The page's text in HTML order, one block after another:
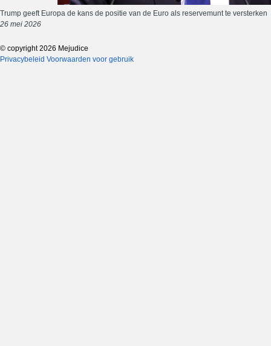
Trump geeft Europa de kans de positie van de Euro als reservemunt te versterken
26 mei 2026
© copyright 2026 Mejudice
Privacybeleid Voorwaarden voor gebruik